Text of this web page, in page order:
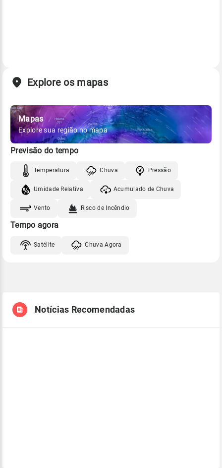
Explore os mapas
Mapas
Explore sua região no mapa
Previsão do tempo
Temperatura Chuva Pressão
Umidade Relativa Acumulado de Chuva
Vento Risco de Incêndio
Tempo agora
Satélite Chuva Agora
Notícias Recomendadas